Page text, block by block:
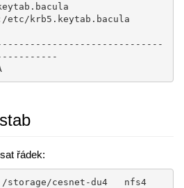
etc/krb5.keytab.bacula
řádek:
cesnet-du4   nfs4